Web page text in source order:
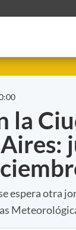
la
espera otra